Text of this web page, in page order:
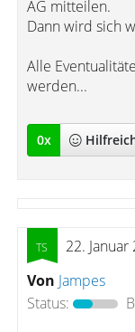
AG mitteilen.
Dann wird sich
Alle
werden...
0x
22.
Von Jampes
Status: